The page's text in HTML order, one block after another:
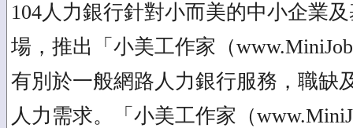
104人力銀行針對小而美的中小企業
場，推出「小美工作家（
有別於一般網路人力銀行服務，職缺
人力需求。「小美工作家（